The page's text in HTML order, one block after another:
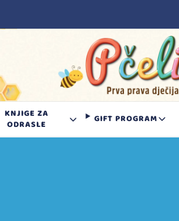
KNJIGE ZA
ODRASLE
GIFT PROGRAM